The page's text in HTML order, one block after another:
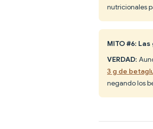
nutricionales
MITO #6:
VERDAD:
3 g de
negando los